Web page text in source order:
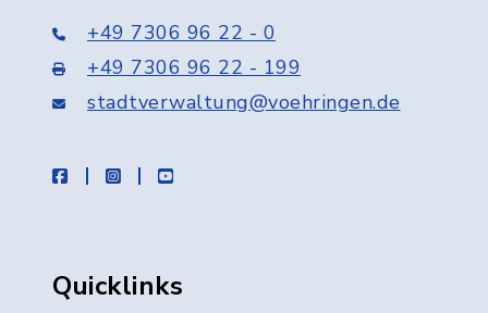
+49 7306 96 22 - 0
+49 7306 96 22 - 199
stadtverwaltung@voehringen.de
facebookinstagramyoutube
Quicklinks